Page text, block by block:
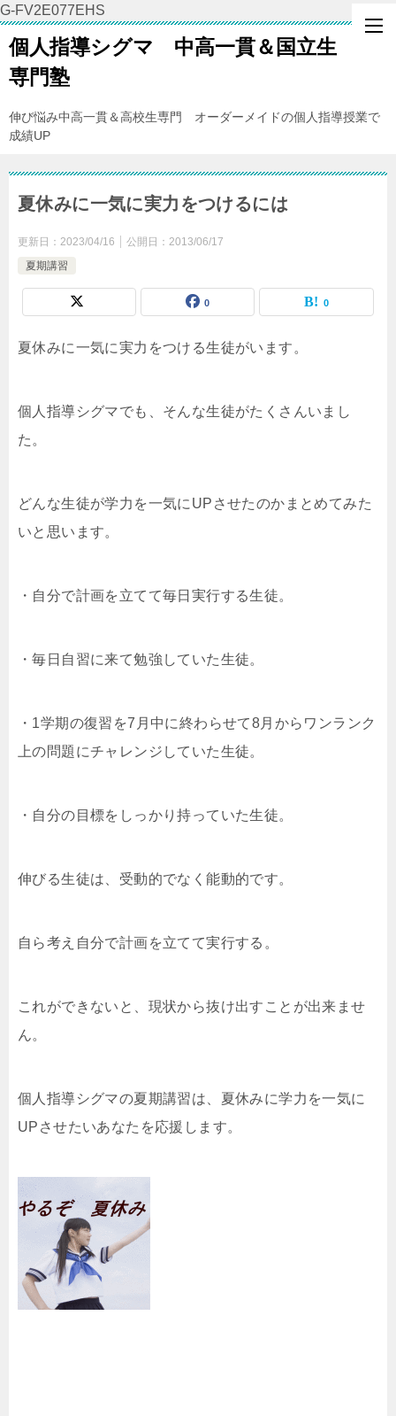
G-FV2E077EHS
個人指導シグマ 中高一貫＆国立生
専門塾
伸び悩み中高一貫＆高校生専門 オーダーメイドの個人指導授業で
成績UP
夏休みに一気に実力をつけるには
更新日： 2023/04/16 公開日： 2013/06/17
夏期講習
0 0
夏休みに一気に実力をつける生徒がいます。
個人指導シグマでも、そんな生徒がたくさんいまし
た。
どんな生徒が学力を一気にUPさせたのかまとめてみた
いと思います。
・自分で計画を立てて毎日実行する生徒。
・毎日自習に来て勉強していた生徒。
・1学期の復習を7月中に終わらせて8月からワンランク
上の問題にチャレンジしていた生徒。
・自分の目標をしっかり持っていた生徒。
伸びる生徒は、受動的でなく能動的です。
自ら考え自分で計画を立てて実行する。
これができないと、現状から抜け出すことが出来ませ
ん。
個人指導シグマの夏期講習は、夏休みに学力を一気に
UPさせたいあなたを応援します。